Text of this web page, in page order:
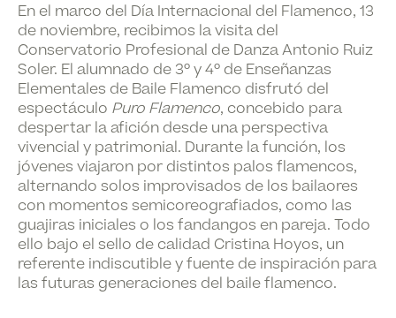
En el marco del Día Internacional del Flamenco, 13
de noviembre, recibimos la visita del
Conservatorio Profesional de Danza Antonio Ruiz
Soler. El alumnado de 3º y 4º de Enseñanzas
Elementales de Baile Flamenco disfrutó del
espectáculo Puro Flamenco, concebido para
despertar la afición desde una perspectiva
vivencial y patrimonial. Durante la función, los
jóvenes viajaron por distintos palos flamencos,
alternando solos improvisados de los bailaores
con momentos semicoreografiados, como las
guajiras iniciales o los fandangos en pareja. Todo
ello bajo el sello de calidad Cristina Hoyos, un
referente indiscutible y fuente de inspiración para
las futuras generaciones del baile flamenco.